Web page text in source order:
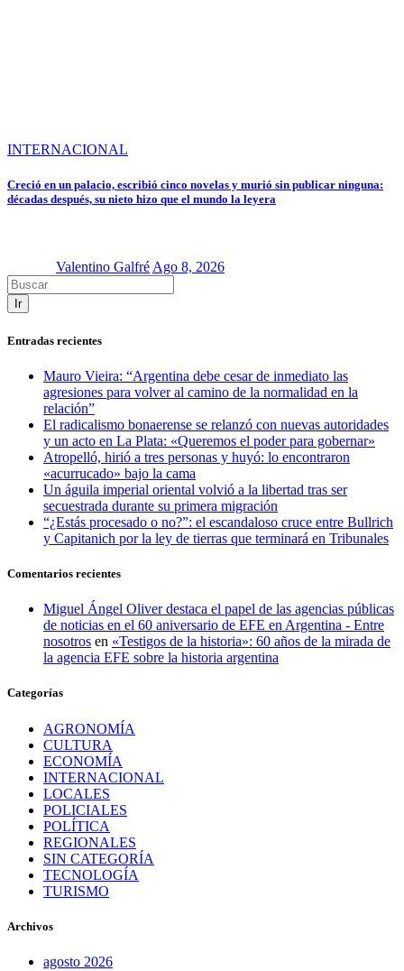
INTERNACIONAL
Creció en un palacio, escribió cinco novelas y murió sin publicar ninguna:
décadas después, su nieto hizo que el mundo la leyera
Valentino GalfréAgo 8, 2026
Ir
Entradas recientes
Mauro Vieira: “Argentina debe cesar de inmediato las
agresiones para volver al camino de la normalidad en la
relación”
El radicalismo bonaerense se relanzó con nuevas autoridades
y un acto en La Plata: «Queremos el poder para gobernar»
Atropelló, hirió a tres personas y huyó: lo encontraron
«acurrucado» bajo la cama
Un águila imperial oriental volvió a la libertad tras ser
secuestrada durante su primera migración
“¿Estás procesado o no?”: el escandaloso cruce entre Bullrich
y Capitanich por la ley de tierras que terminará en Tribunales
Comentarios recientes
Miguel Ángel Oliver destaca el papel de las agencias públicas
de noticias en el 60 aniversario de EFE en Argentina - Entre
nosotros en «Testigos de la historia»: 60 años de la mirada de
la agencia EFE sobre la historia argentina
Categorías
AGRONOMÍA
CULTURA
ECONOMÍA
INTERNACIONAL
LOCALES
POLICIALES
POLÍTICA
REGIONALES
SIN CATEGORÍA
TECNOLOGÍA
TURISMO
Archivos
agosto 2026